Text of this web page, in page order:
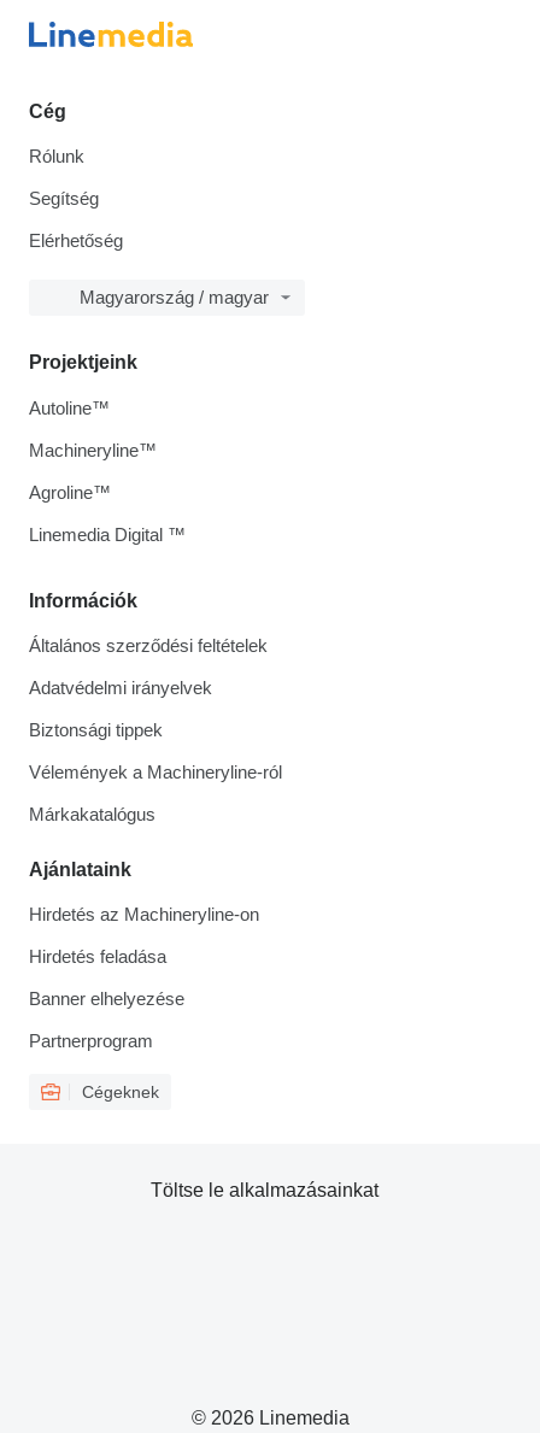
Cég
Rólunk
Segítség
Elérhetőség
Magyarország / magyar
Információk
Általános szerződési feltételek
Adatvédelmi irányelvek
Biztonsági tippek
Vélemények a Machineryline-ról
Márkakatalógus
Ajánlataink
Hirdetés az Machineryline-on
Hirdetés feladása
Banner elhelyezése
Partnerprogram
Cégeknek
Projektjeink
Autoline™
Machineryline™
Agroline™
Linemedia Digital ™
© 2026 Linemedia
Töltse le alkalmazásainkat